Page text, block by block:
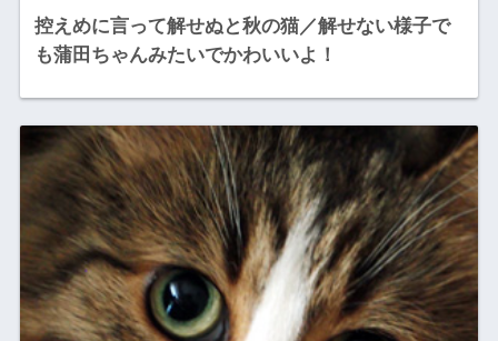
控えめに言って解せぬと秋の猫／解せない様子で
も蒲田ちゃんみたいでかわいいよ！